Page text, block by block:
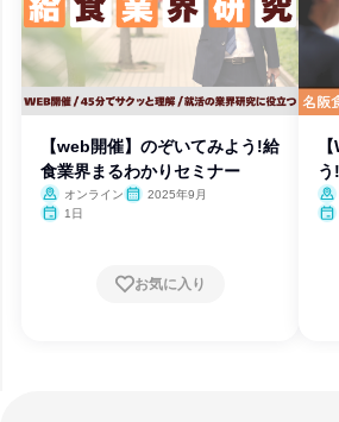
【web開催】のぞいてみよう!給
食業界まるわかりセミナー
オンライン
2025年9月
1日
お気に入り